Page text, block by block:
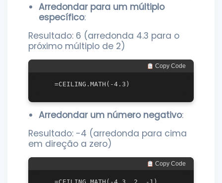
Arredondar para um múltiplo
específico:
Resultado: 6 (arredonda 4.3 para o
próximo múltiplo de 2)
Copy Code
Arredondar um número negativo:
Resultado: -4 (arredonda para cima
em direção a zero)
Copy Code